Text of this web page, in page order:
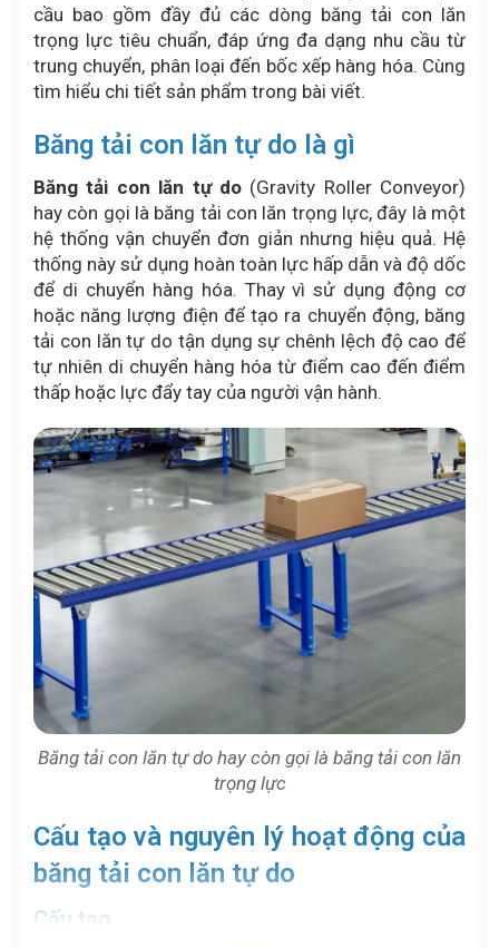
cầu bao gồm đầy đủ các dòng băng tải con lăn
trọng lực tiêu chuẩn, đáp ứng đa dạng nhu cầu từ
trung chuyển, phân loại đến bốc xếp hàng hóa. Cùng
tìm hiểu chi tiết sản phẩm trong bài viết.
Băng tải con lăn tự do là gì
Băng tải con lăn tự do(Gravity Roller Conveyor)
hay còn gọi là băng tải con lăn trọng lực, đây là một
hệ thống vận chuyển đơn giản nhưng hiệu quả. Hệ
thống này sử dụng hoàn toàn lực hấp dẫn và độ dốc
để di chuyển hàng hóa. Thay vì sử dụng động cơ
hoặc năng lượng điện để tạo ra chuyển động, băng
tải con lăn tự do tận dụng sự chênh lệch độ cao để
tự nhiên di chuyển hàng hóa từ điểm cao đến điểm
thấp hoặc lực đẩy tay của người vận hành.
Băng tải con lăn tự do hay còn gọi là băng tải con lăn
trọng lực
Cấu tạo và nguyên lý hoạt động của
băng tải con lăn tự do
Cấu tạo